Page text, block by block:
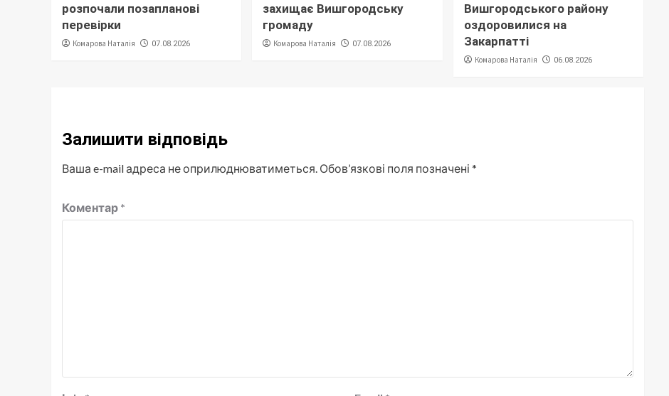
розпочали позапланові
перевірки
Комарова Наталія 07.08.2026
захищає Вишгородську
громаду
Комарова Наталія 07.08.2026
Вишгородського району
оздоровилися на
Закарпатті
Комарова Наталія 06.08.2026
Залишити відповідь
Ваша e-mail адреса не оприлюднюватиметься. Обов’язкові поля позначені *
Коментар *